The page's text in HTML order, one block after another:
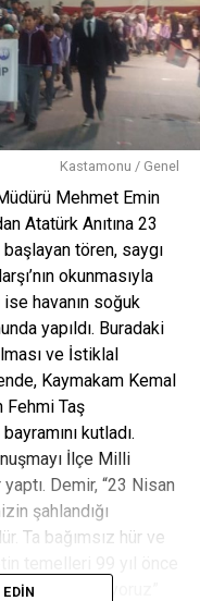
Kastamonu / Genel
Mehmet Emin
Atatürk Anıtına 23
tören, saygı
okunmasıyla
havanın soğuk
yapıldı. Buradaki
ve İstiklal
Kaymakam Kemal
Fehmi Taş
kutladı.
İlçe Milli
Demir, “23 Nisan
şahlandığı
Ta bağımsız hür ve
gururunu yaşıyoruz”